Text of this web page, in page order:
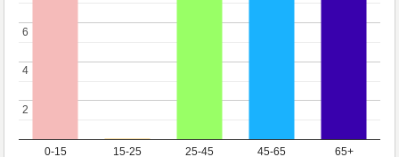
0-15 15-25 25-45 45-65 65+
2
2
4
4
6
6